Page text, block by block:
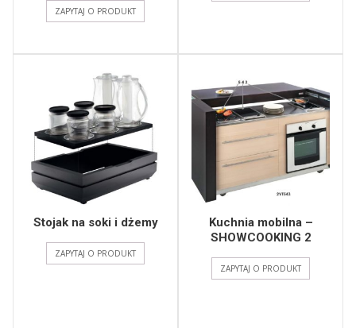
ZAPYTAJ O PRODUKT
Stojak na soki i dżemy
ZAPYTAJ O PRODUKT
Kuchnia mobilna –
SHOWCOOKING 2
ZAPYTAJ O PRODUKT